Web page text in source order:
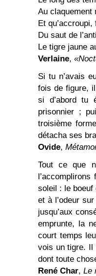
Au claquement
Et
Du saut de
Le tigre jaune
Verlaine,
Si tu n’avais
fois de figure,
si d’abord tu
prisonnier ;
troisième
détacha ses
Ovide,
Tout ce que
soleil : le boeuf
et à l’odeur
jusqu’aux
emprunte, la
court temps
vois un tigre. Il
dont toute
René Char, Le